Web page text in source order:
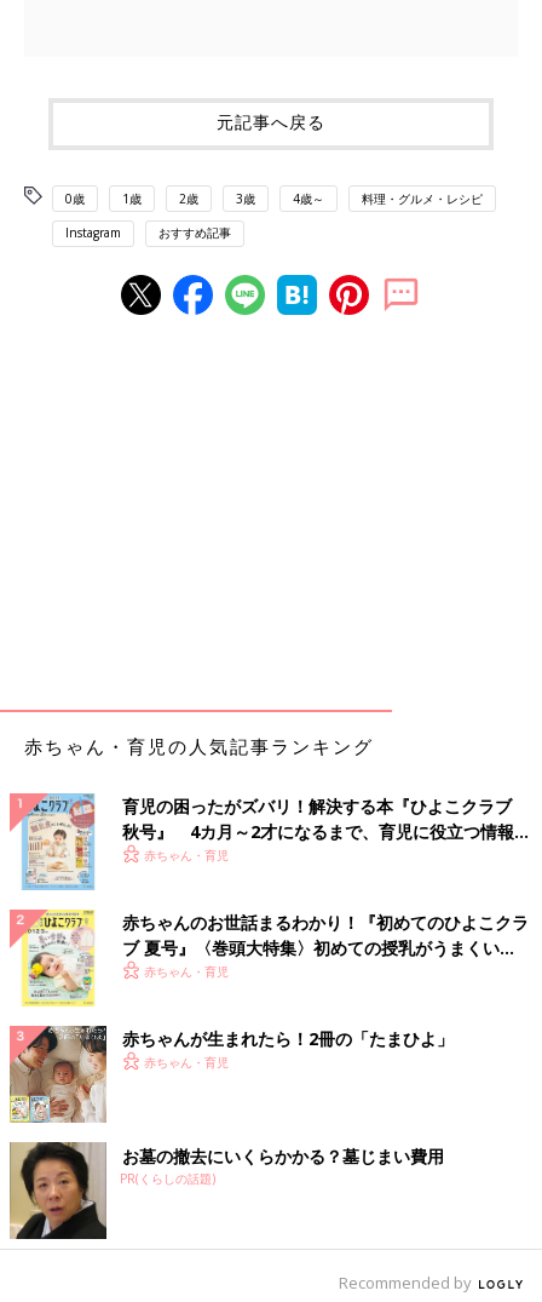
元記事へ戻る
0歳 1歳 2歳 3歳 4歳～ 料理・グルメ・レシピ
Instagram おすすめ記事
赤ちゃん・育児の人気記事ランキング
育児の困ったがズバリ！解決する本『ひよこクラブ
秋号』 4カ月～2才になるまで、育児に役立つ情報が
いっぱい！
赤ちゃん・育児
赤ちゃんのお世話まるわかり！『初めてのひよこクラ
ブ 夏号』〈巻頭大特集〉初めての授乳がうまくい
く！ おっぱい・ミルクの基本と夏のトラブル 解決テ
赤ちゃん・育児
赤ちゃんが生まれたら！2冊の「たまひよ」
赤ちゃん・育児
お墓の撤去にいくらかかる？墓じまい費用
PR(くらしの話題)
Recommended by